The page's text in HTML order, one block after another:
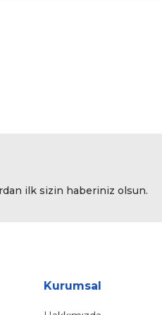
ilk sizin haberiniz olsun.
Kurumsal